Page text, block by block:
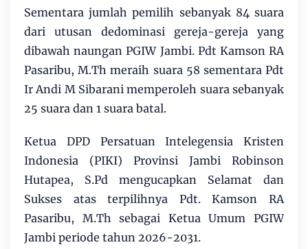
Sementara jumlah pemilih sebanyak 84 suara
dari utusan dedominasi gereja-gereja yang
dibawah naungan PGIW Jambi. Pdt Kamson RA
Pasaribu, M.Th meraih suara 58 sementara Pdt
Ir Andi M Sibarani memperoleh suara sebanyak
25 suara dan 1 suara batal.
Ketua DPD Persatuan Intelegensia Kristen
Indonesia (PIKI) Provinsi Jambi Robinson
Hutapea, S.Pd mengucapkan Selamat dan
Sukses atas terpilihnya Pdt. Kamson RA
Pasaribu, M.Th sebagai Ketua Umum PGIW
Jambi periode tahun 2026-2031.